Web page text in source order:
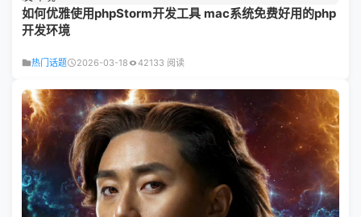
如何优雅使用phpStorm开发工具 mac系统免费好用的php
开发环境
热门话题 2026-03-18 42133 阅读